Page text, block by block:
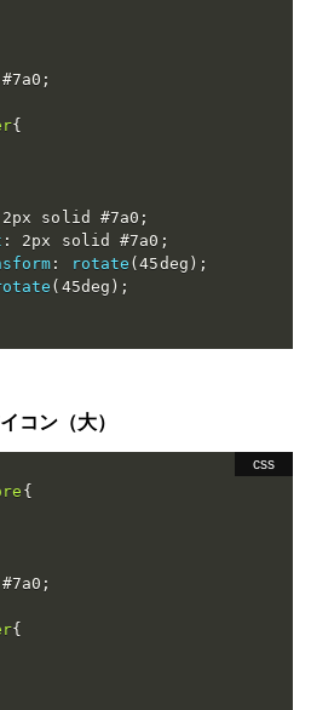
#7a0 ;
{
2px solid #7a0 ;
: 2px solid #7a0 ;
: rotate (45deg ) ;
( 45deg ) ;
コン（大）
{
#7a0 ;
{